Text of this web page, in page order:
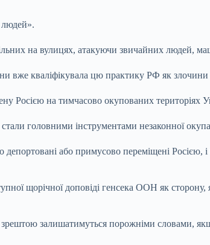
людей».
на вулицях, атакуючи звичайних людей,
вже кваліфікувала цю практику РФ як злочини
Росією на тимчасово окупованих територіях
головними інструментами незаконної
або примусово переміщені Росією, і
щорічної доповіді генсека ООН як сторону,
залишатимуться порожніми словами,